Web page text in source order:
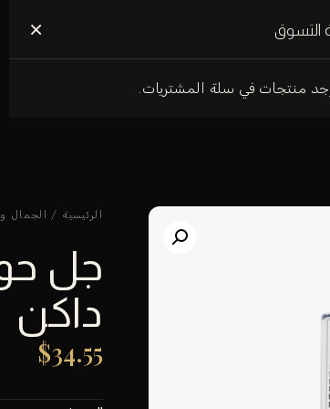
التسوق ×
منتجات في سلة المشتريات.
الرئيسية / الجمال
جل
داكن
$34.55